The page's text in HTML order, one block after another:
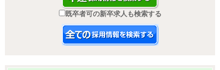
既卒者可の新卒求人も検索する